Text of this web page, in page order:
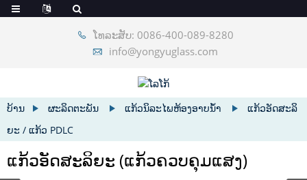
ໂທລະສັບ: 0086-400-089-8280
info@yongyuglass.com
ບ້ານ ຜະລິດຕະພັນ ແກ້ວນິລະໄພຫ້ອງອາບນ້ໍາ
ແກ້ວອັດສະລິ
ຍະ / ແກ້ວ PDLC
ແກ້ວອັດສະລິຍະ (ແກ້ວຄວບຄຸມແສງ)